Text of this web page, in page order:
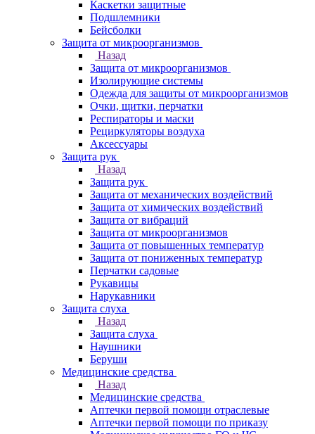
Каскетки защитные
Подшлемники
Бейсболки
Защита от микроорганизмов
Назад
Защита от микроорганизмов
Изолирующие системы
Одежда для защиты от микроорганизмов
Очки, щитки, перчатки
Респираторы и маски
Рециркуляторы воздуха
Аксессуары
Защита рук
Назад
Защита рук
Защита от механических воздействий
Защита от химических воздействий
Защита от вибраций
Защита от микроорганизмов
Защита от повышенных температур
Защита от пониженных температур
Перчатки садовые
Рукавицы
Нарукавники
Защита слуха
Назад
Защита слуха
Наушники
Беруши
Медицинские средства
Назад
Медицинские средства
Аптечки первой помощи отраслевые
Аптечки первой помощи по приказу